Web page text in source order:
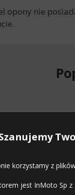
korzystamy z
jest InMoto Sp z
opony nie